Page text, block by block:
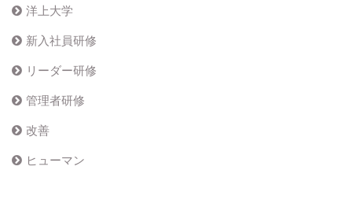
洋上大学
新入社員研修
リーダー研修
管理者研修
改善
ヒューマン